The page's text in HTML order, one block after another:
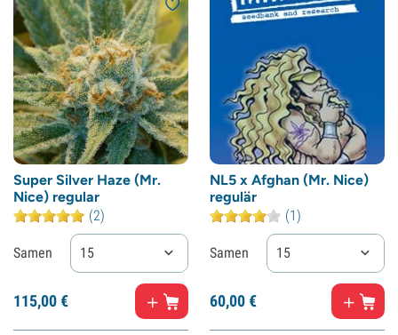
Super Silver Haze (Mr.
Nice) regular
(2)
Samen 15
115,00€
NL5 x Afghan (Mr. Nice)
regulär
(1)
Samen 15
60,00€